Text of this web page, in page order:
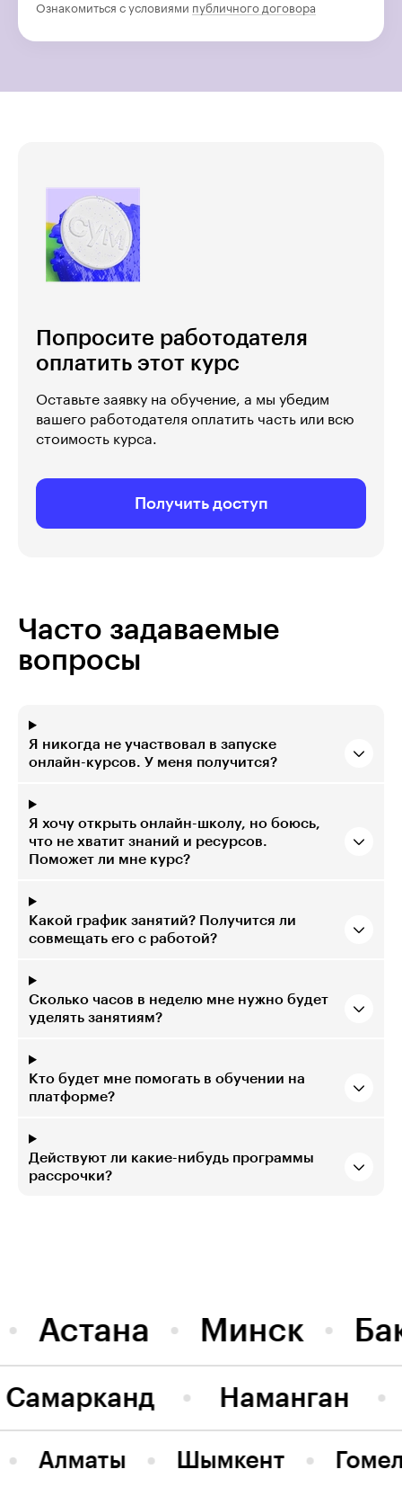
Ознакомиться с условиями публичного договора
Попросите работодателя
оплатить этот курс
Оставьте заявку на обучение, а мы убедим
вашего работодателя оплатить часть или всю
стоимость курса.
Получить доступ
Часто задаваемые
вопросы
Я никогда не участвовал в запуске
онлайн-курсов. У меня получится?
Я хочу открыть онлайн-школу, но боюсь,
что не хватит знаний и ресурсов.
Поможет ли мне курс?
Какой график занятий? Получится ли
совмещать его с работой?
Сколько часов в неделю мне нужно будет
уделять занятиям?
Кто будет мне помогать в обучении на
платформе?
Действуют ли какие-нибудь программы
рассрочки?
Астана Минск
Наманган
Самарканд
Алматы Шымкент